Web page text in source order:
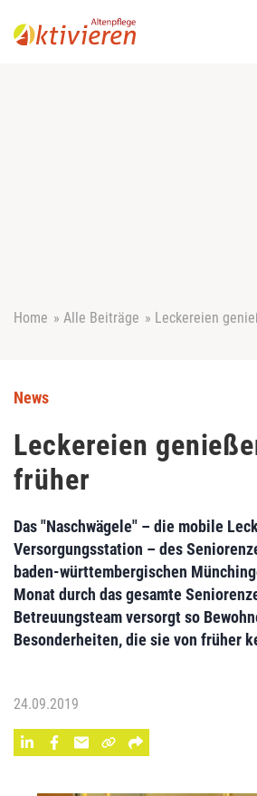
Home » Alle Beiträge » Leckereien
News
Leckereien
früher
Das "Naschwägele" – die mobile
Versorgungsstation – des
baden-württembergischen
Monat durch das gesamte
Betreuungsteam versorgt so
Besonderheiten, die sie von früher
24.09.2019